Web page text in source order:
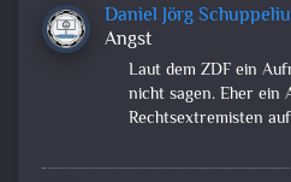
Daniel Jörg
Angst
Laut dem ZDF ein
nicht sagen. Eher ein
Rechtsextremisten